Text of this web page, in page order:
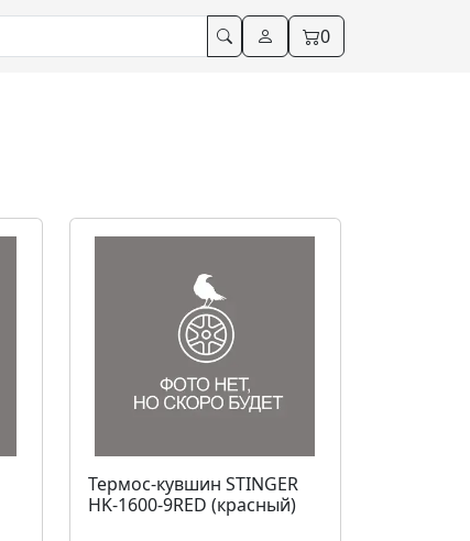
0
Термос-кувшин STINGER
HK-1600-9RED (красный)